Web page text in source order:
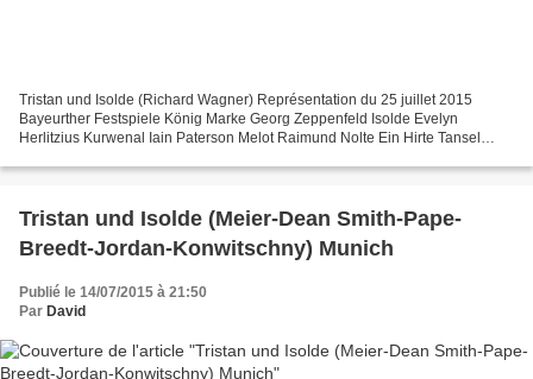
Tristan und Isolde (Richard Wagner) Représentation du 25 juillet 2015
Bayeurther Festspiele König Marke Georg Zeppenfeld Isolde Evelyn
Herlitzius Kurwenal Iain Paterson Melot Raimund Nolte Ein Hirte Tansel
Tristan und Isolde (Meier-Dean Smith-Pape-
Breedt-Jordan-Konwitschny) Munich
Publié le 14/07/2015 à 21:50
Par David